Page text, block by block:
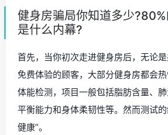
健身房骗局你知道多少
是什么内幕?
首先，当你初次走进健身房后，无论
免费体验的顾客，大部分健身房都会
体能检测，项目一般包括脂肪含量、肺
平衡能力和身体柔韧性等。然而测试
健康”。